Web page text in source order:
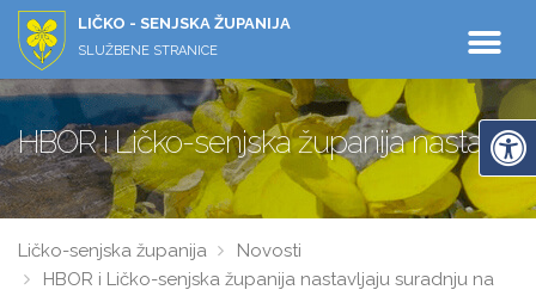
LIČKO - SENJSKA ŽUPANIJA
SLUŽBENE STRANICE
HBOR i Ličko-senjska županija
Ličko-senjska županija
Novosti
HBOR i Ličko-senjska županija nastavljaju suradnju na